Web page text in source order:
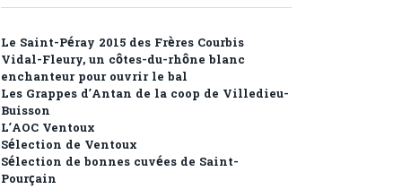
Le Saint-Péray 2015 des Frères Courbis
Vidal-Fleury, un côtes-du-rhône blanc
enchanteur pour ouvrir le bal
Les Grappes d’Antan de la coop de Villedieu-
Buisson
L’AOC Ventoux
Sélection de Ventoux
Sélection de bonnes cuvées de Saint-
Pourçain